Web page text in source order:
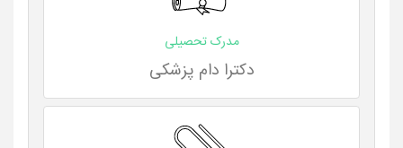
مدرک تحصیلی
دکترا دام پزشکی